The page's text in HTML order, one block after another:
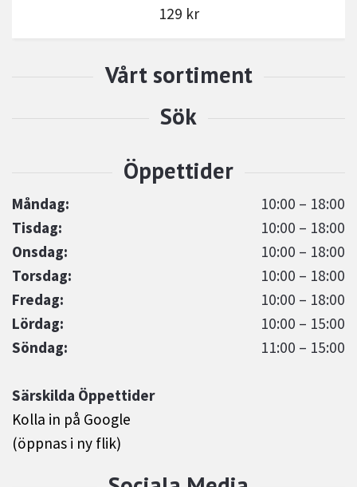
Måndag:
10:00 – 18:00
Tisdag:
10:00 – 18:00
Onsdag:
10:00 – 18:00
Torsdag:
10:00 – 18:00
Fredag:
10:00 – 18:00
Lördag:
10:00 – 15:00
Söndag:
11:00 – 15:00
Särskilda Öppettider
Kolla in på Google
(öppnas i ny flik)
129 kr